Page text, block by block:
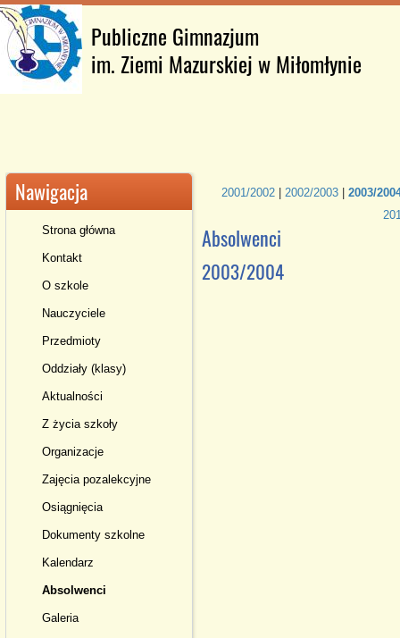
Publiczne Gimnazjum
im. Ziemi Mazurskiej w Miłomłynie
Nawigacja
Strona główna
Kontakt
O szkole
Nauczyciele
Przedmioty
Oddziały (klasy)
Aktualności
Z życia szkoły
Organizacje
Zajęcia pozalekcyjne
Osiągnięcia
Dokumenty szkolne
Kalendarz
Absolwenci
Galeria
2001/2002| 2002/2003| 2003/
Absolwenci
2003/2004